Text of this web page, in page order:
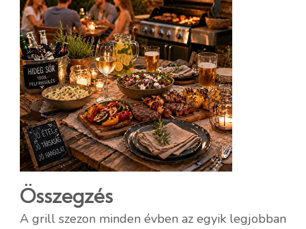
Összegzés
A grill szezon minden évben az egyik legjobban